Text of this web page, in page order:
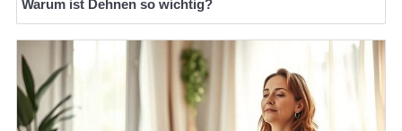
Warum ist Dehnen so wichtig?